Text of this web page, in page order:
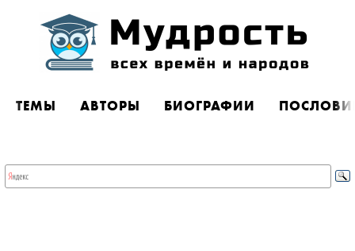
ТЕМЫ АВТОРЫ БИОГРАФИИ